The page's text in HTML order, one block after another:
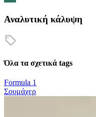
Αναλυτική κάλυψη
Όλα τα σχετικά tags
Formula 1
Σουμάχερ